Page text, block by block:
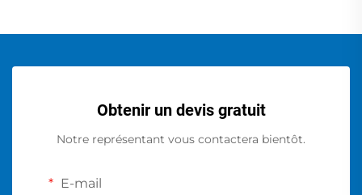
Obtenir un devis gratuit
Notre représentant vous contactera bientôt.
E-mail